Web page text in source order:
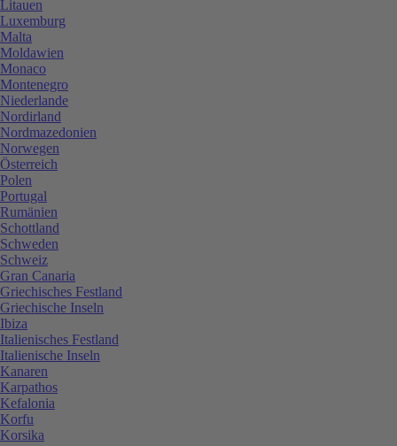
Litauen
Luxemburg
Malta
Moldawien
Monaco
Montenegro
Niederlande
Nordirland
Nordmazedonien
Norwegen
Österreich
Polen
Portugal
Rumänien
Schottland
Schweden
Schweiz
Gran Canaria
Griechisches Festland
Griechische Inseln
Ibiza
Italienisches Festland
Italienische Inseln
Kanaren
Karpathos
Kefalonia
Korfu
Korsika